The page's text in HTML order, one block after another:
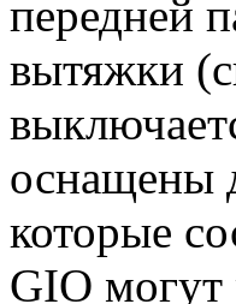
передней
вытяжки
оснащены
которые
GIO могут